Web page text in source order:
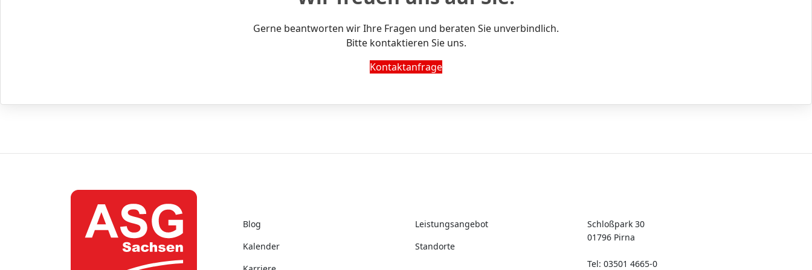
Gerne beantworten wir Ihre Fragen und beraten Sie unverbindlich.
Bitte kontaktieren Sie uns.
Kontaktanfrage
Blog
Kalender
Leistungsangebot
Standorte
Schloßpark 30
01796 Pirna
Tel: 03501 4665-0